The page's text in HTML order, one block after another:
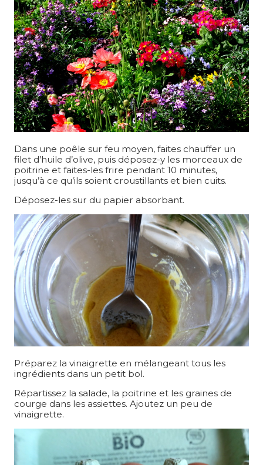
Dans une poêle sur feu moyen, faites chauffer un
filet d’huile d’olive, puis déposez-y les morceaux de
poitrine et faites-les frire pendant 10 minutes,
jusqu’à ce qu’ils soient croustillants et bien cuits.
Déposez-les sur du papier absorbant.
Préparez la vinaigrette en mélangeant tous les
ingrédients dans un petit bol.
Répartissez la salade, la poitrine et les graines de
courge dans les assiettes. Ajoutez un peu de
vinaigrette.